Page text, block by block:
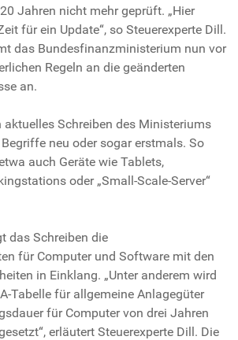
Jahren nicht mehr geprüft. „Hier
für ein Update“, so Steuerexperte Dill.
das Bundesfinanzministerium nun vor
Regeln an die geänderten
an.
Schreiben des Ministeriums
neu oder sogar erstmals. So
auch Geräte wie Tablets,
oder „Small-Scale-Server“
das Schreiben die
für Computer und Software mit den
in Einklang. „Unter anderem wird
Tabelle für allgemeine Anlagegüter
für Computer von drei Jahren
erläutert Steuerexperte Dill. Die